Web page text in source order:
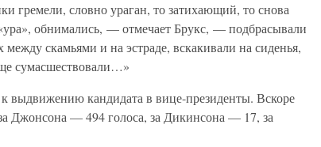
гремели, словно ураган, то затихающий, то снова
обнимались, — отмечает Брукс, — подбрасывали
скамьями и на эстраде, вскакивали на сиденья,
сумасшествовали…»
выдвижению кандидата в вице-президенты. Вскоре
за Джонсона — 494 голоса, за Дикинсона — 17, за